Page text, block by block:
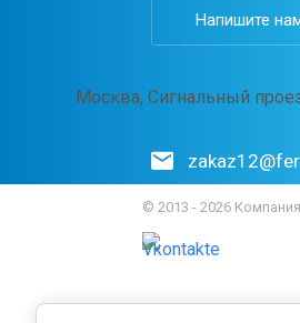
Напишите
Москва, Сигнальный
© 2013 - 2026